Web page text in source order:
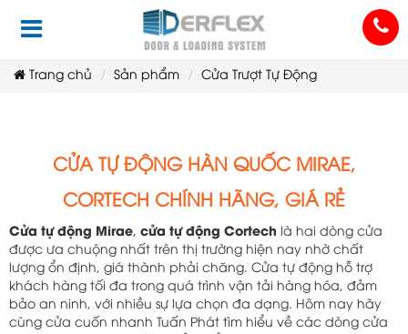
Trang chủ Sản phẩm Cửa Trượt Tự Động
CỬA TỰ ĐỘNG HÀN QUỐC MIRAE,
CORTECH CHÍNH HÃNG, GIÁ RẺ
Cửa tự động Mirae, cửa tự động Cortech là hai dòng cửa
được ưa chuộng nhất trên thị trường hiện nay nhờ chất
lượng ổn định, giá thành phải chăng. Cửa tự động hỗ trợ
khách hàng tối đa trong quá trình vận tải hàng hóa, đảm
bảo an ninh, với nhiều sự lựa chọn đa dạng. Hôm nay hãy
cùng cửa cuốn nhanh Tuấn Phát tìm hiểu về các dòng cửa